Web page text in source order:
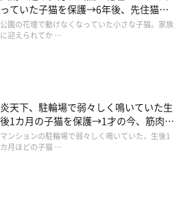
の投稿をInstagramで見る
っていた子猫を保護→6年後、先住猫
と“姉妹”のような関係に
公園の花壇で動けなくなっていた小さな子猫。家族
に迎えられてか …
炎天下、駐輪場で弱々しく鳴いていた生
後1カ月の子猫を保護→1才の今、筋肉質
でツンデレなコに成長
マンションの駐輪場で弱々しく鳴いていた、生後1
カ月ほどの子猫 …